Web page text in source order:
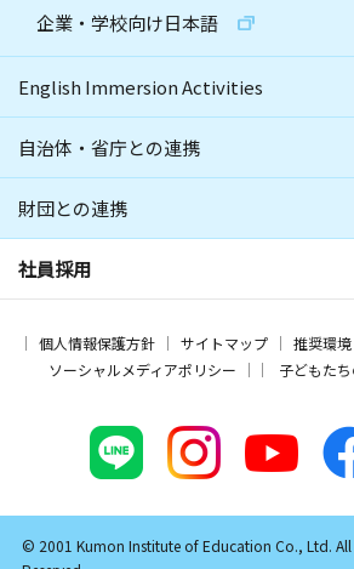
企業・学校向け日本語
English Immersion Activities
自治体・省庁との連携
財団との連携
社員採用
個人情報保護方針 サイトマップ 推奨環境
ソーシャルメディアポリシー
子どもた
© 2001 Kumon Institute of Education Co., Ltd. All